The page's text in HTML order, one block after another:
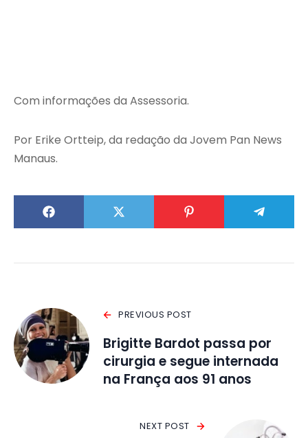
Com informações da Assessoria.
Por Erike Ortteip, da redação da Jovem Pan News
Manaus.
PREVIOUS POST
Brigitte Bardot passa por
cirurgia e segue internada
na França aos 91 anos
NEXT POST